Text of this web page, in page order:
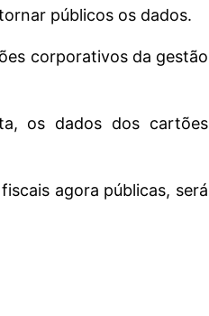
públicos os dados.
corporativos da gestão
os dados dos cartões
agora públicas, será